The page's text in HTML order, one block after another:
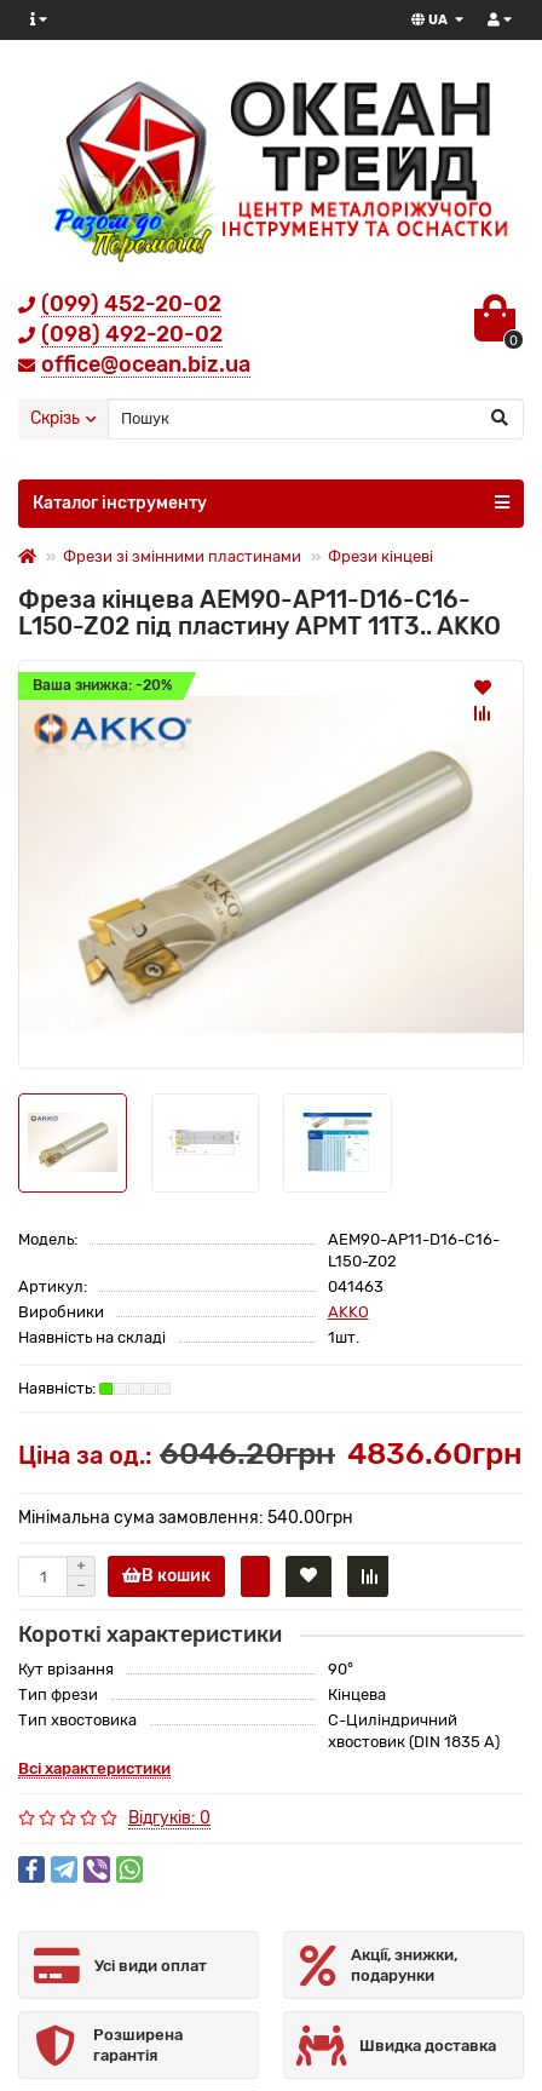
UA
(099) 452-20-02
(098) 492-20-02
office@ocean.biz.ua
0
Скрізь
Каталог інструменту
Фрези зі змінними пластинами Фрези кінцеві
Фреза кінцева AEM90-AP11-D16-C16-
L150-Z02 під пластину APMT 11T3.. AKKO
Ваша знижка: -20%
Модель:
AEM90-AP11-D16-C16-
L150-Z02
Артикул:
041463
Виробники
AKKO
Наявність на складі
1шт.
Ціна за од.: 6046.20грн 4836.60грн
Мінімальна сума замовлення: 540.00грн
В кошик
Короткі характеристики
Кут врізання
90°
Тип фрези
Кінцева
Тип хвостовика
C-Циліндричний
хвостовик (DIN 1835 A)
Всі характеристики
Відгуків: 0
Усі види оплат
Акції, знижки,
подарунки
Розширена
гарантія
Швидка доставка